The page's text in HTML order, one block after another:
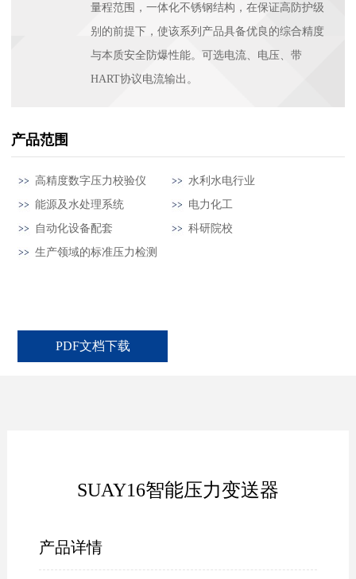
量程范围，一体化不锈钢结构，在保证高防护级
别的前提下，使该系列产品具备优良的综合精度
与本质安全防爆性能。可选电流、电压、带
HART协议电流输出。
产品范围
高精度数字压力校验仪
水利水电行业
能源及水处理系统
电力化工
自动化设备配套
科研院校
生产领域的标准压力检测
PDF文档下载
SUAY16智能压力变送器
产品详情